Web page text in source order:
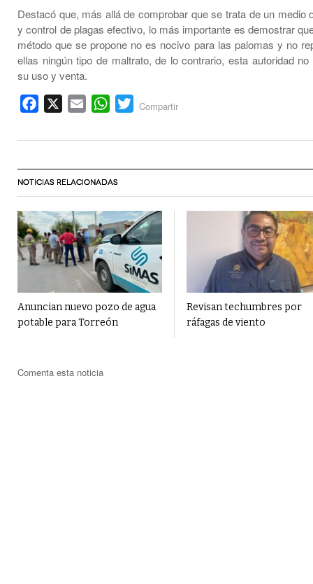
Destacó que, más allá de comprobar que se trata de un medio
y control de plagas efectivo, lo más importante es demostrar
método que se propone no es nocivo para las palomas y no
ellas ningún tipo de maltrato, de lo contrario, esta autoridad no
su uso y venta.
Facebook Email WhatsApp
Twitter
Compartir
NOTICIAS RELACIONADAS
Anuncian nuevo pozo de agua
potable para Torreón
Revisan techumbres por
ráfagas de viento
Comenta esta noticia